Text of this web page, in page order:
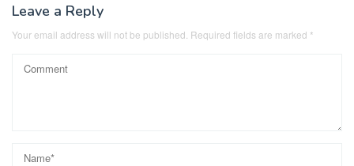
Leave a Reply
Your email address will not be published. Required fields are marked *